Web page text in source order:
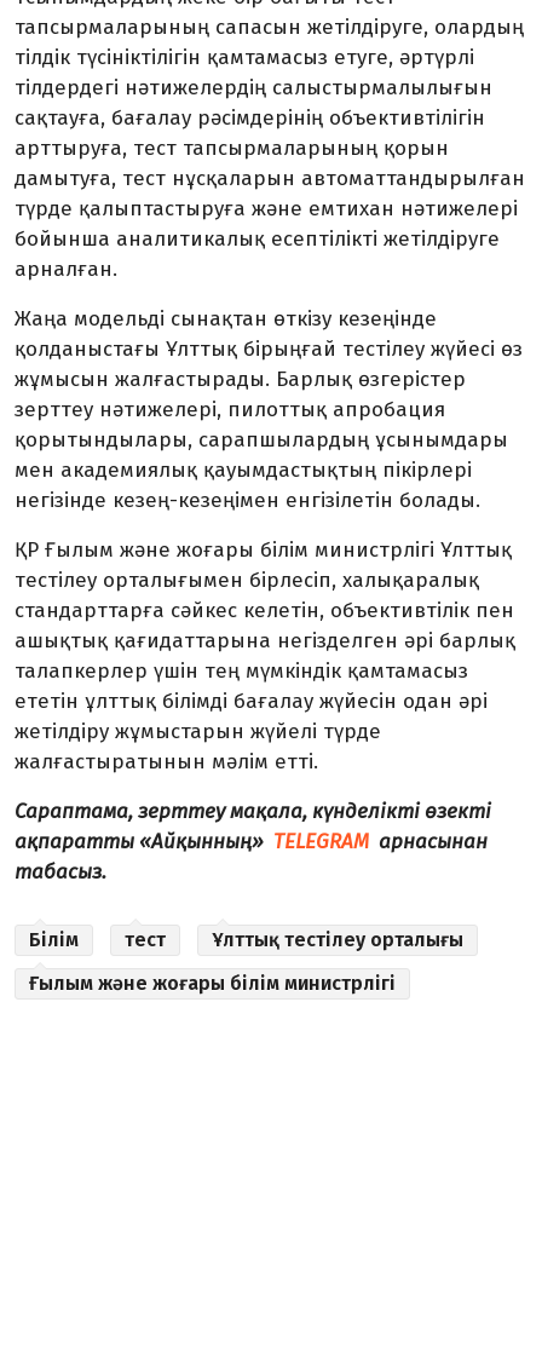
тапсырмаларының сапасын жетілдіруге, олардың
тілдік түсініктілігін қамтамасыз етуге, әртүрлі
тілдердегі нәтижелердің салыстырмалылығын
сақтауға, бағалау рәсімдерінің объективтілігін
арттыруға, тест тапсырмаларының қорын
дамытуға, тест нұсқаларын автоматтандырылған
түрде қалыптастыруға және емтихан нәтижелері
бойынша аналитикалық есептілікті жетілдіруге
арналған.
Жаңа модельді сынақтан өткізу кезеңінде
қолданыстағы Ұлттық бірыңғай тестілеу жүйесі өз
жұмысын жалғастырады. Барлық өзгерістер
зерттеу нәтижелері, пилоттық апробация
қорытындылары, сарапшылардың ұсынымдары
мен академиялық қауымдастықтың пікірлері
негізінде кезең-кезеңімен енгізілетін болады.
ҚР Ғылым және жоғары білім министрлігі Ұлттық
тестілеу орталығымен бірлесіп, халықаралық
стандарттарға сәйкес келетін, объективтілік пен
ашықтық қағидаттарына негізделген әрі барлық
талапкерлер үшін тең мүмкіндік қамтамасыз
ететін ұлттық білімді бағалау жүйесін одан әрі
жетілдіру жұмыстарын жүйелі түрде
жалғастыратынын мәлім етті.
Сараптама, зерттеу мақала, күнделікті өзекті
ақпаратты «Айқынның» TELEGRAM арнасынан
табасыз.
Білім тест
Ұлттық тестілеу орталығы
Ғылым және жоғары білім министрлігі